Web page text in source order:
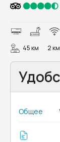
45 км 2 км
Общее